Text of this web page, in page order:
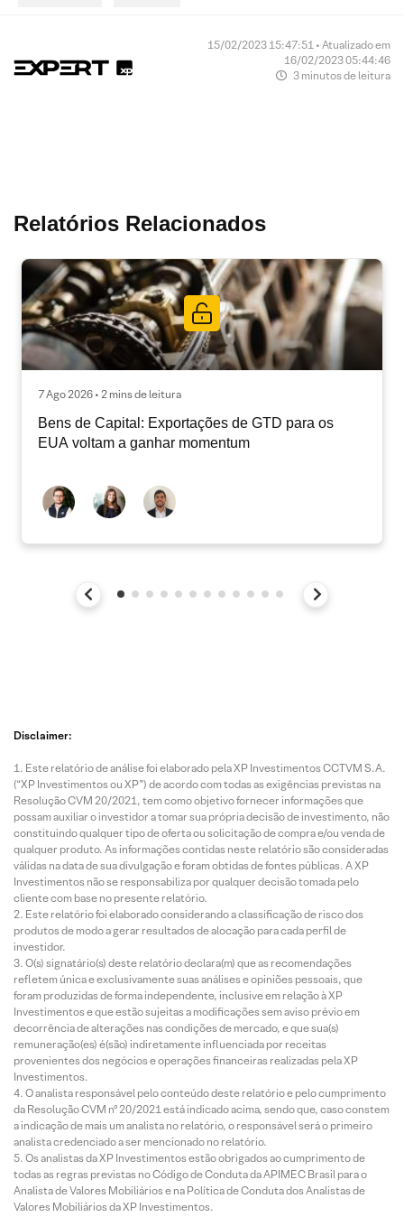
15/02/2023 15:47:51 • Atualizado em
16/02/2023 05:44:46
3 minutos de leitura
Relatórios Relacionados
7 Ago 2026 • 2 mins de leitura
Bens de Capital: Exportações de GTD para os
EUA voltam a ganhar momentum
Disclaimer:
Este relatório de análise foi elaborado pela XP Investimentos CCTVM S.A.
(“XP Investimentos ou XP”) de acordo com todas as exigências previstas na
Resolução CVM 20/2021, tem como objetivo fornecer informações que
possam auxiliar o investidor a tomar sua própria decisão de investimento, não
constituindo qualquer tipo de oferta ou solicitação de compra e/ou venda de
qualquer produto. As informações contidas neste relatório são consideradas
válidas na data de sua divulgação e foram obtidas de fontes públicas. A XP
Investimentos não se responsabiliza por qualquer decisão tomada pelo
cliente com base no presente relatório.
Este relatório foi elaborado considerando a classificação de risco dos
produtos de modo a gerar resultados de alocação para cada perfil de
investidor.
O(s) signatário(s) deste relatório declara(m) que as recomendações
refletem única e exclusivamente suas análises e opiniões pessoais, que
foram produzidas de forma independente, inclusive em relação à XP
Investimentos e que estão sujeitas a modificações sem aviso prévio em
decorrência de alterações nas condições de mercado, e que sua(s)
remuneração(es) é(são) indiretamente influenciada por receitas
provenientes dos negócios e operações financeiras realizadas pela XP
Investimentos.
O analista responsável pelo conteúdo deste relatório e pelo cumprimento
da Resolução CVM nº 20/2021 está indicado acima, sendo que, caso constem
a indicação de mais um analista no relatório, o responsável será o primeiro
analista credenciado a ser mencionado no relatório.
Os analistas da XP Investimentos estão obrigados ao cumprimento de
todas as regras previstas no Código de Conduta da APIMEC Brasil para o
Analista de Valores Mobiliários e na Política de Conduta dos Analistas de
Valores Mobiliários da XP Investimentos.